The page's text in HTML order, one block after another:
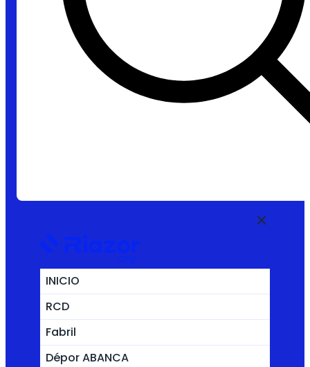
INICIO
RCD
Fabril
Dépor ABANCA